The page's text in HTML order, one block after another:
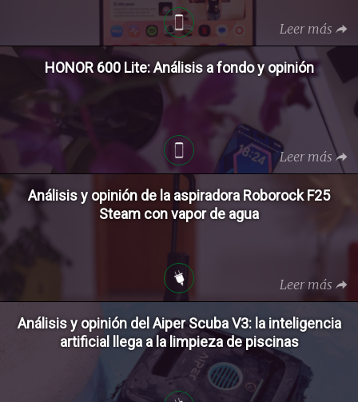
Leer más
HONOR 600 Lite: Análisis a fondo y opinión
Leer más
Análisis y opinión de la aspiradora Roborock F25
Steam con vapor de agua
Leer más
Análisis y opinión del Aiper Scuba V3: la inteligencia
artificial llega a la limpieza de piscinas